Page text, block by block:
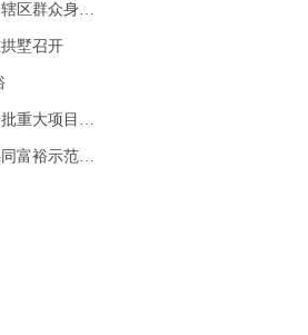
众身体健康
墅召开
目开工签约
区拱墅样本